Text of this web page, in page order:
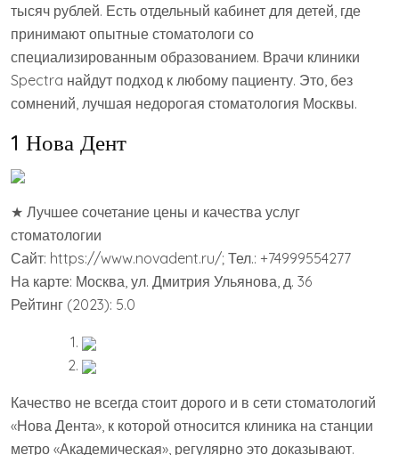
тысяч рублей. Есть отдельный кабинет для детей, где
принимают опытные стоматологи со
специализированным образованием. Врачи клиники
Spectra найдут подход к любому пациенту. Это, без
сомнений, лучшая недорогая стоматология Москвы.
1 Нова Дент
★ Лучшее сочетание цены и качества услуг
стоматологии
Сайт: https://www.novadent.ru/; Тел.: +74999554277
На карте: Москва, ул. Дмитрия Ульянова, д. 36
Рейтинг (2023): 5.0
Качество не всегда стоит дорого и в сети стоматологий
«Нова Дента», к которой относится клиника на станции
метро «Академическая», регулярно это доказывают.